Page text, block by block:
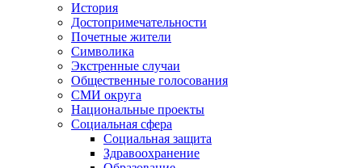
История
Достопримечательности
Почетные жители
Символика
Экстренные случаи
Общественные голосования
СМИ округа
Национальные проекты
Социальная сфера
Социальная защита
Здравоохранение